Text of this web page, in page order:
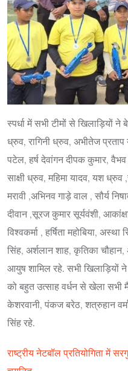
स्पर्धा में सभी टीमों से खिलाड़ियों ने
ध्रुव, रागिनी ध्रुव, अभीतेज प्रताप
पटेल, हर्ष देवांगन दीपक कुमार,
साक्षी ध्रुव, महिमा यादव, यश
मरावी ,अभिनव गाड़े वाल , सौर्य
दीवान ,सूरज कुमार सूर्यवंशी,
विश्वकर्मा , हर्षिता महोबिया,
सिंह, अर्शलान शाह, कृतिका
आयुष शामिल रहे. सभी खिलाड़ियों
को बहुत उत्साह वर्धन से खेला
केशरवानी, पंकज बरेठ, शत्रुहान
सिंह रहे.
राष्ट्रीय नेटबॉल प्रतियोगिता में